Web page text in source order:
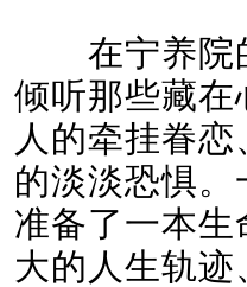
在宁养院
倾听那些藏
人的牵挂眷
的淡淡恐惧
准备了一本
大的人生轨